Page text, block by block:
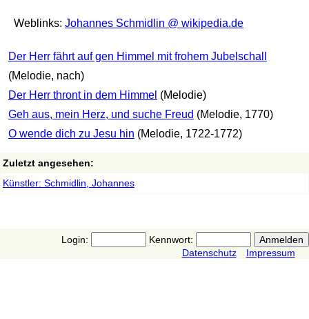
Weblinks: Johannes Schmidlin @ wikipedia.de
Der Herr fährt auf gen Himmel mit frohem Jubelschall
(Melodie, nach)
Der Herr thront in dem Himmel (Melodie)
Geh aus, mein Herz, und suche Freud (Melodie, 1770)
O wende dich zu Jesu hin (Melodie, 1722-1772)
Zuletzt angesehen:
Künstler: Schmidlin, Johannes
Login:
Kennwort:
Datenschutz
Impressum